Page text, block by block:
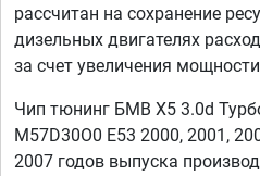
рассчитан на сохранение
дизельных двигателях
за счет увеличения
Чип тюнинг БМВ Х5 3.0d
M57D30O0 E53 2000, 2001,
2007 годов выпуска